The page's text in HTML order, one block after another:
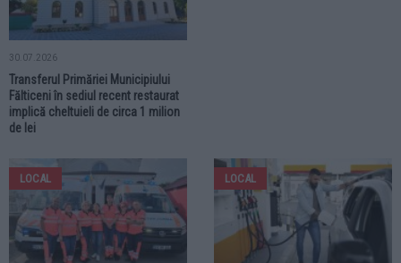
30.07.2026
Transferul Primăriei Municipiului
Fălticeni în sediul recent restaurat
implică cheltuieli de circa 1 milion
de lei
LOCAL LOCAL